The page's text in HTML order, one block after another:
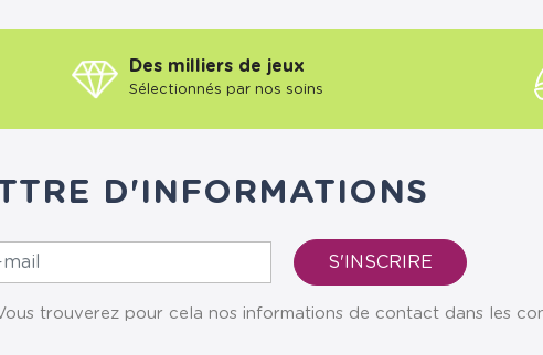
Des milliers de jeux
Sélectionnés par nos soins
D'INFORMATIONS
trouverez pour cela nos informations de contact dans les